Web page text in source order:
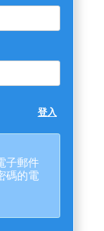
登入
子郵件
碼的電